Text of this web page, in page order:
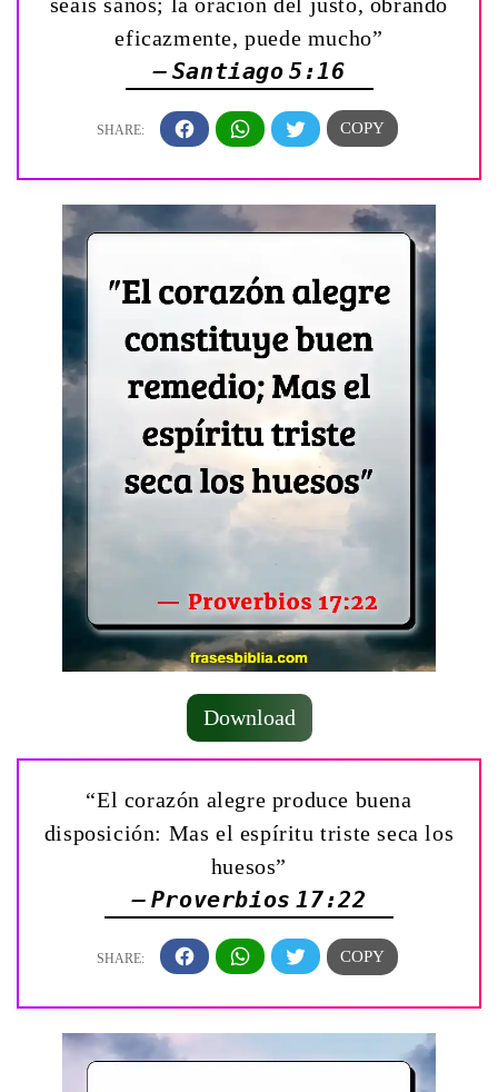
eficazmente, puede mucho”
— Santiago 5:16
Download
“El corazón alegre produce buena
disposición: Mas el espíritu triste seca los
huesos”
— Proverbios 17:22